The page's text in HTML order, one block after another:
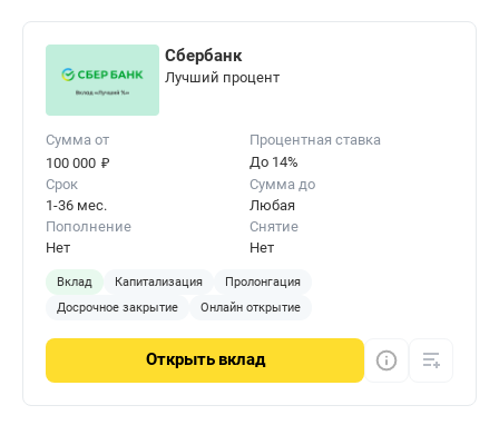
Сбербанк
Лучший процент
Сумма от
100 000 ₽
Процентная ставка
До 14%
Срок
1-36 мес.
Сумма до
Любая
Пополнение
Нет
Снятие
Нет
Вклад Капитализация
Пролонгация
Досрочное закрытие
Онлайн открытие
Открыть вклад